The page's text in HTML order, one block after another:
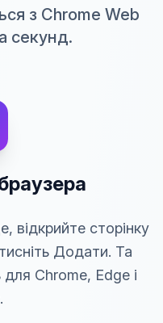
з Chrome Web
секунд.
відкрийте сторінку
Додати. Та
для Chrome, Edge і